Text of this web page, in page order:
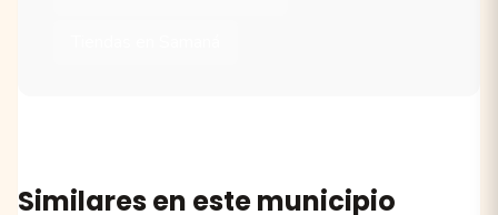
Similares en este municipio